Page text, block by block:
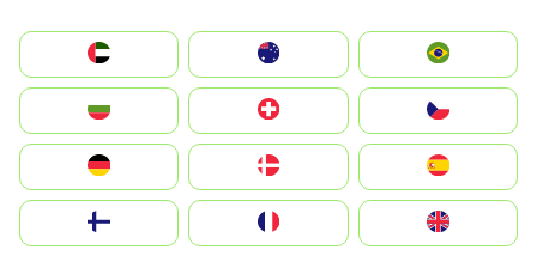
الإمارات العربية المتحدة
Switzerland
Deutschland
United Kingdom